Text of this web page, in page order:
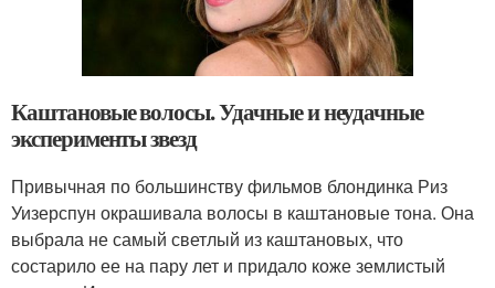
Каштановые волосы. Удачные и неудачные
эксперименты звезд
Привычная по большинству фильмов блондинка Риз
Уизерспун окрашивала волосы в каштановые тона. Она
выбрала не самый светлый из каштановых, что
состарило ее на пару лет и придало коже землистый